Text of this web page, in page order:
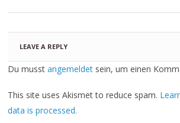
LEAVE A REPLY
Du musstangemeldet sein, um einen
This site uses Akismet to reduce spam.
data is processed.